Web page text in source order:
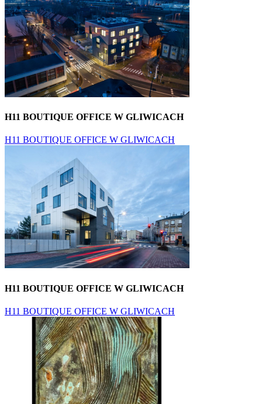
H11 BOUTIQUE OFFICE W GLIWICACH
H11 BOUTIQUE OFFICE W GLIWICACH
H11 BOUTIQUE OFFICE W GLIWICACH
H11 BOUTIQUE OFFICE W GLIWICACH